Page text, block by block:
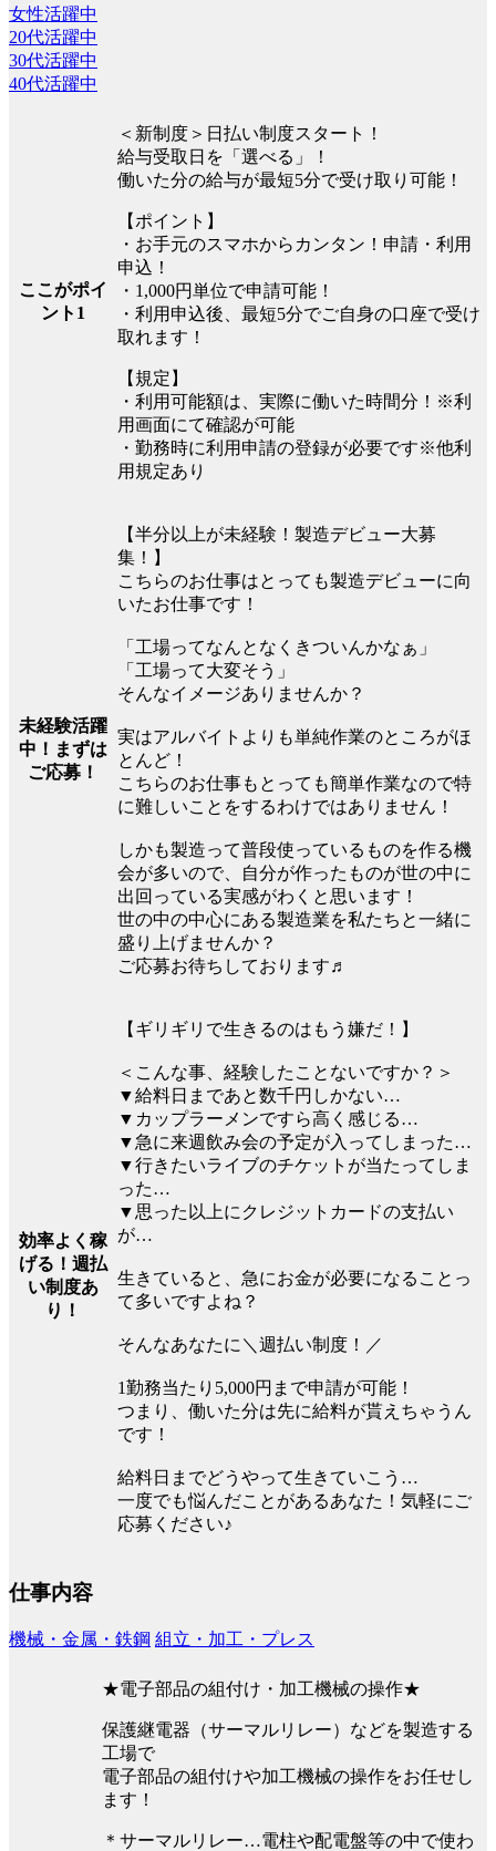
女性活躍中
20代活躍中
30代活躍中
40代活躍中
ここがポイ
ント1
＜新制度＞日払い制度スタート！
給与受取日を「選べる」！
働いた分の給与が最短5分で受け取り可能！
【ポイント】
・お手元のスマホからカンタン！申請・利用
申込！
・1,000円単位で申請可能！
・利用申込後、最短5分でご自身の口座で受け
取れます！
【規定】
・利用可能額は、実際に働いた時間分！※利
用画面にて確認が可能
・勤務時に利用申請の登録が必要です※他利
用規定あり
未経験活躍
中！まずは
ご応募！
【半分以上が未経験！製造デビュー大募
集！】
こちらのお仕事はとっても製造デビューに向
いたお仕事です！
「工場ってなんとなくきついんかなぁ」
「工場って大変そう」
そんなイメージありませんか？
実はアルバイトよりも単純作業のところがほ
とんど！
こちらのお仕事もとっても簡単作業なので特
に難しいことをするわけではありません！
しかも製造って普段使っているものを作る機
会が多いので、自分が作ったものが世の中に
出回っている実感がわくと思います！
世の中の中心にある製造業を私たちと一緒に
盛り上げませんか？
ご応募お待ちしております♬
効率よく稼
げる！週払
い制度あ
り！
【ギリギリで生きるのはもう嫌だ！】
＜こんな事、経験したことないですか？＞
▼給料日まであと数千円しかない…
▼カップラーメンですら高く感じる…
▼急に来週飲み会の予定が入ってしまった…
▼行きたいライブのチケットが当たってしま
った…
▼思った以上にクレジットカードの支払い
が…
生きていると、急にお金が必要になることっ
て多いですよね？
そんなあなたに＼週払い制度！／
1勤務当たり5,000円まで申請が可能！
つまり、働いた分は先に給料が貰えちゃうん
です！
給料日までどうやって生きていこう…
一度でも悩んだことがあるあなた！気軽にご
応募ください♪
仕事内容
機械・金属・鉄鋼 組立・加工・プレス
★電子部品の組付け・加工機械の操作★
保護継電器（サーマルリレー）などを製造する
工場で
電子部品の組付けや加工機械の操作をお任せし
ます！
＊サーマルリレー…電柱や配電盤等の中で使わ